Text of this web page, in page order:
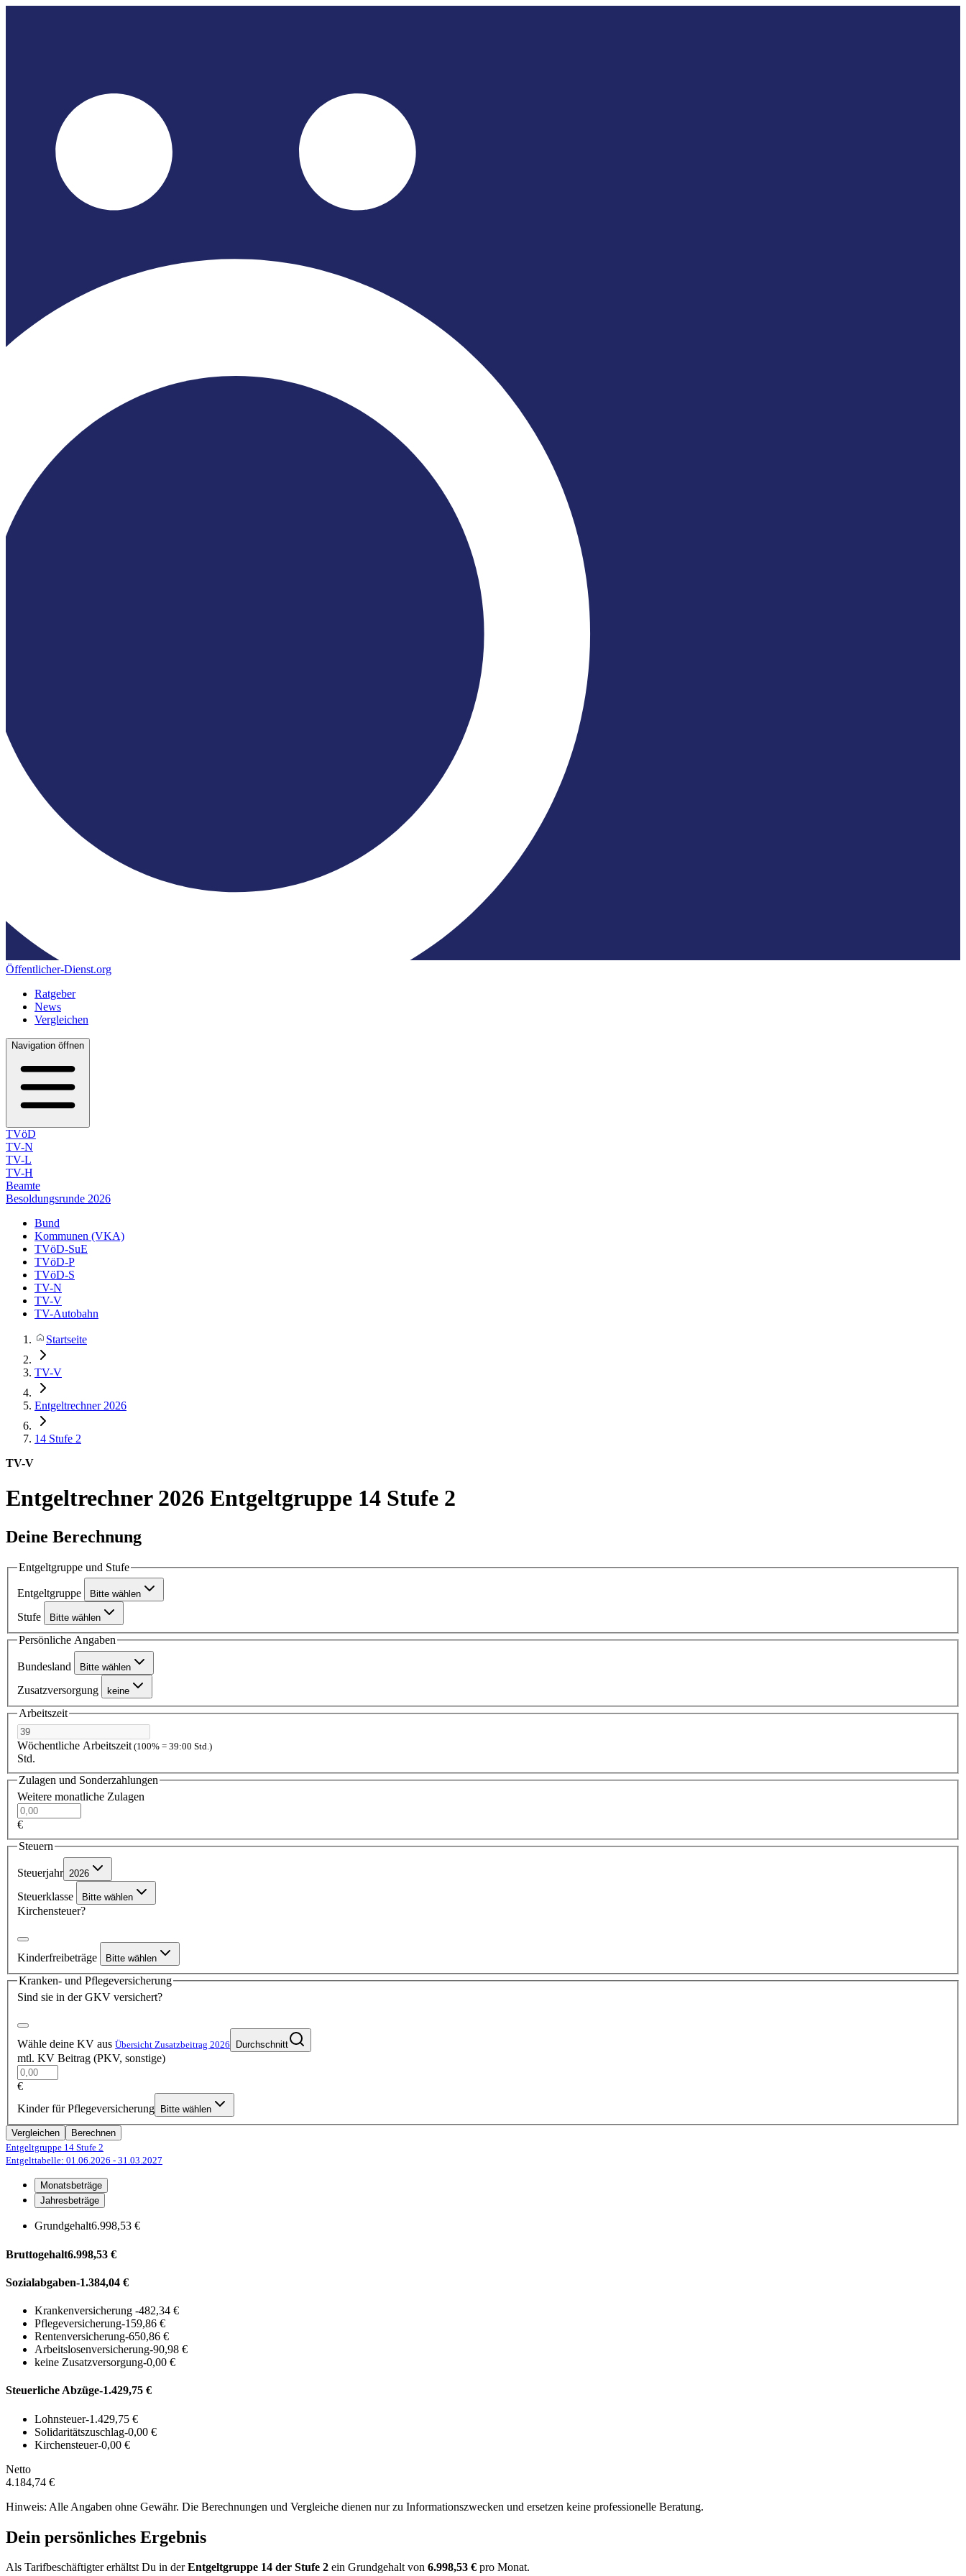
Öffentlicher-Dienst.org
Ratgeber
News
Vergleichen
Navigation öffnen
TVöD
TV-N
TV-L
TV-H
Beamte
Besoldungsrunde 2026
Bund
Kommunen (VKA)
TVöD-SuE
TVöD-P
TVöD-S
TV-N
TV-V
TV-Autobahn
Startseite
TV-V
Entgeltrechner 2026
14 Stufe 2
TV-V
Entgeltrechner 2026 Entgeltgruppe 14 Stufe 2
Deine Berechnung
Entgeltgruppe und Stufe
Entgeltgruppe Bitte wählen
Stufe Bitte wählen
Persönliche Angaben
Bundesland Bitte wählen
Zusatzversorgung keine
Arbeitszeit
Wöchentliche Arbeitszeit (100% = 39:00 Std.)
Std.
Zulagen und Sonderzahlungen
Weitere monatliche Zulagen
€
Steuern
Steuerjahr 2026
Steuerklasse Bitte wählen
Kirchensteuer?
Kinderfreibeträge Bitte wählen
Kranken- und Pflegeversicherung
Sind sie in der GKV versichert?
Wähle deine KV aus Übersicht Zusatzbeitrag 2026 Durchschnitt
mtl. KV Beitrag (PKV, sonstige)
€
Kinder für Pflegeversicherung
Bitte wählen
Vergleichen
Berechnen
Entgeltgruppe 14 Stufe 2
Entgelttabelle: 01.06.2026 - 31.03.2027
Monatsbeträge
Jahresbeträge
Grundgehalt6.998,53 €
Bruttogehalt6.998,53 €
Sozialabgaben-1.384,04 €
Krankenversicherung -482,34 €
Pflegeversicherung-159,86 €
Rentenversicherung-650,86 €
Arbeitslosenversicherung-90,98 €
keine Zusatzversorgung-0,00 €
Steuerliche Abzüge-1.429,75 €
Lohnsteuer-1.429,75 €
Solidaritätszuschlag-0,00 €
Kirchensteuer-0,00 €
Netto
4.184,74 €
Hinweis: Alle Angaben ohne Gewähr. Die Berechnungen und Vergleiche dienen nur zu Informationszwecken und ersetzen keine professionelle Beratung.
Dein persönliches Ergebnis
Als Tarifbeschäftigter erhältst Du in derEntgeltgruppe 14 der Stufe 2 ein Grundgehalt von 6.998,53 € pro Monat.